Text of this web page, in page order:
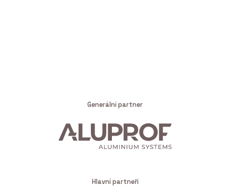
Generální partner
Hlavní partneři